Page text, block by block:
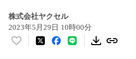
株式会社ヤクセル
2023年5月29日 10時00分
い